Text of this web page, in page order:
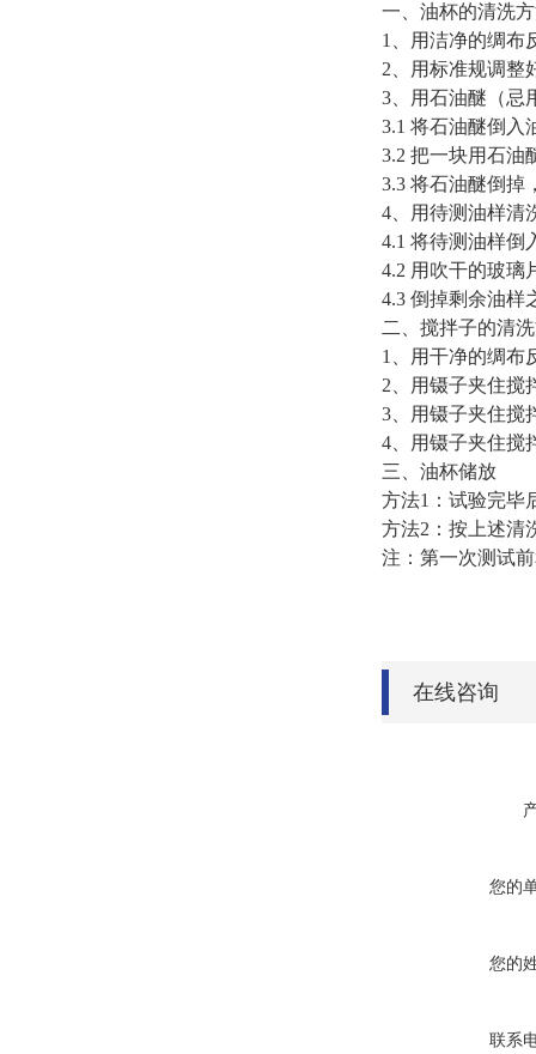
一、油杯的清洗
1、用洁净的绸布
2、用标准规调整
3、用石油醚（忌
3.1 将石油醚倒入
3.2 把一块用石油
3.3 将石油醚倒掉
4、用待测油样清
4.1 将待测油样倒
4.2 用吹干的玻璃
4.3 倒掉剩余油样
二、搅拌子的清
1、用干净的绸布
2、用镊子夹住搅
3、用镊子夹住搅
4、用镊子夹住搅
三、油杯储放
方法1：试验完毕
方法2：按上述清
注：第一次测试
在线咨询
您的
您的
联系